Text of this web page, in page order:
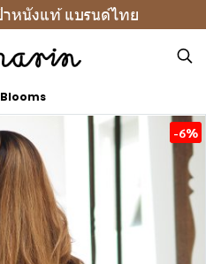
าหนังแท้ แบรนด์ไทย
Blooms
-6%